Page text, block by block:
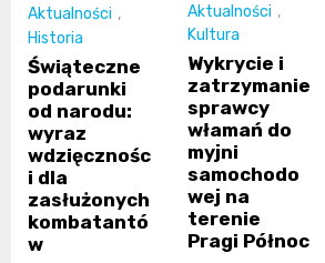
Aktualności ,
Historia
Świąteczne
podarunki
od narodu:
wyraz
wdzięcznośc
i dla
zasłużonych
kombatantó
w
Aktualności ,
Kultura
Wykrycie i
zatrzymanie
sprawcy
włamań do
myjni
samochodo
wej na
terenie
Pragi Północ